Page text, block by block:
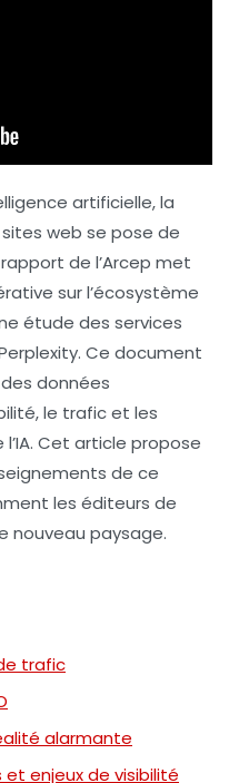
artificielle, la
web se pose de
de l’Arcep met
sur l’écosystème
étude des services
Ce document
données
le trafic et les
Cet article propose
de ce
les éditeurs de
nouveau paysage.
trafic
alarmante
enjeux de visibilité